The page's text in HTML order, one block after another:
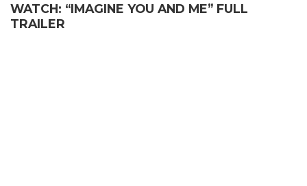
WATCH: “IMAGINE YOU AND ME” FULL
TRAILER